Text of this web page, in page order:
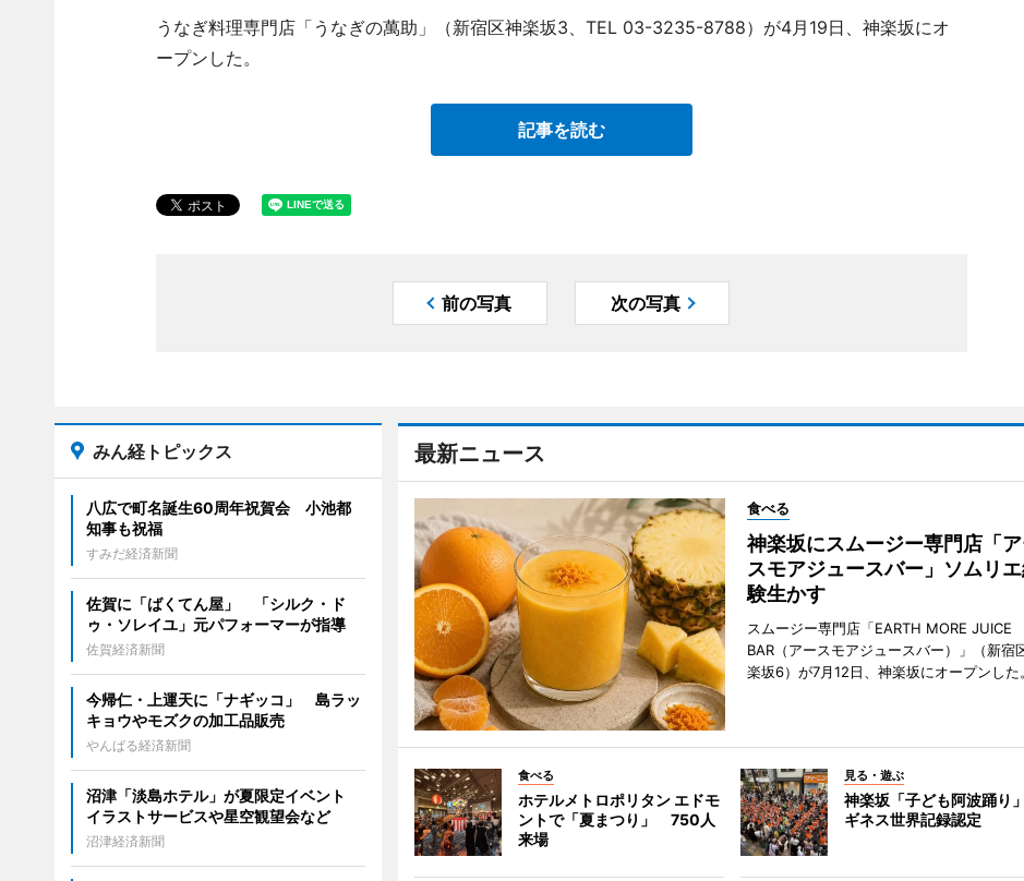
うなぎ料理専門店「うなぎの萬助」（新宿区神楽坂3、TEL 03-3235-8788）が4月19日、神楽坂にオ
ープンした。
記事を読む
前の写真 次の写真
最新ニュース
食べる
神楽坂にスムージー専門店「
スモアジュースバー」ソムリ
験生かす
スムージー専門店「EARTH MORE JUICE
BAR（アースモアジュースバー）」（新宿
楽坂6）が7月12日、神楽坂にオープンした。
食べる
ホテルメトロポリタン エドモ
ントで「夏まつり」 750人
来場
見る・遊ぶ
神楽坂「子ども阿波踊り
ギネス世界記録認定
みん経トピックス
八広で町名誕生60周年祝賀会 小池都
知事も祝福
すみだ経済新聞
佐賀に「ばくてん屋」 「シルク・ド
ゥ・ソレイユ」元パフォーマーが指導
佐賀経済新聞
今帰仁・上運天に「ナギッコ」 島ラッ
キョウやモズクの加工品販売
やんばる経済新聞
沼津「淡島ホテル」が夏限定イベント
イラストサービスや星空観望会など
沼津経済新聞